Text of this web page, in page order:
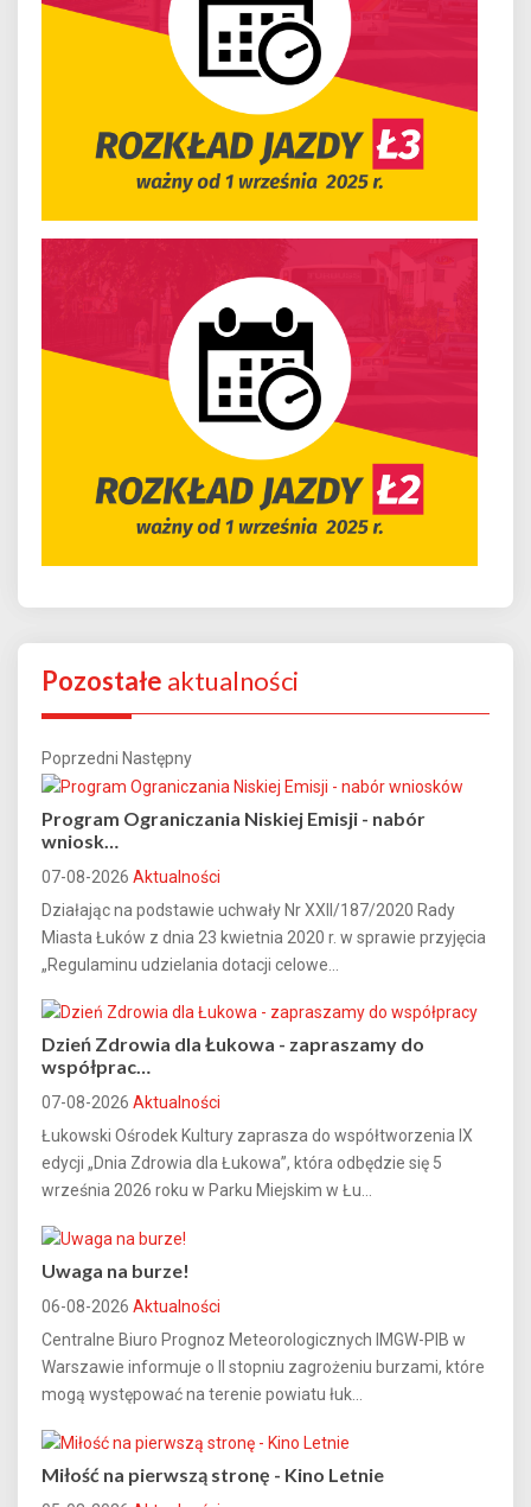
Pozostałe aktualności
Poprzedni Następny
Program Ograniczania Niskiej Emisji - nabór
wniosk…
07-08-2026 Aktualności
Działając na podstawie uchwały Nr XXII/187/2020 Rady
Miasta Łuków z dnia 23 kwietnia 2020 r. w sprawie przyjęcia
„Regulaminu udzielania dotacji celowe...
Dzień Zdrowia dla Łukowa - zapraszamy do
współprac…
07-08-2026 Aktualności
Łukowski Ośrodek Kultury zaprasza do współtworzenia IX
edycji „Dnia Zdrowia dla Łukowa”, która odbędzie się 5
września 2026 roku w Parku Miejskim w Łu...
Uwaga na burze!
06-08-2026 Aktualności
Centralne Biuro Prognoz Meteorologicznych IMGW-PIB w
Warszawie informuje o II stopniu zagrożeniu burzami, które
mogą występować na terenie powiatu łuk...
Miłość na pierwszą stronę - Kino Letnie